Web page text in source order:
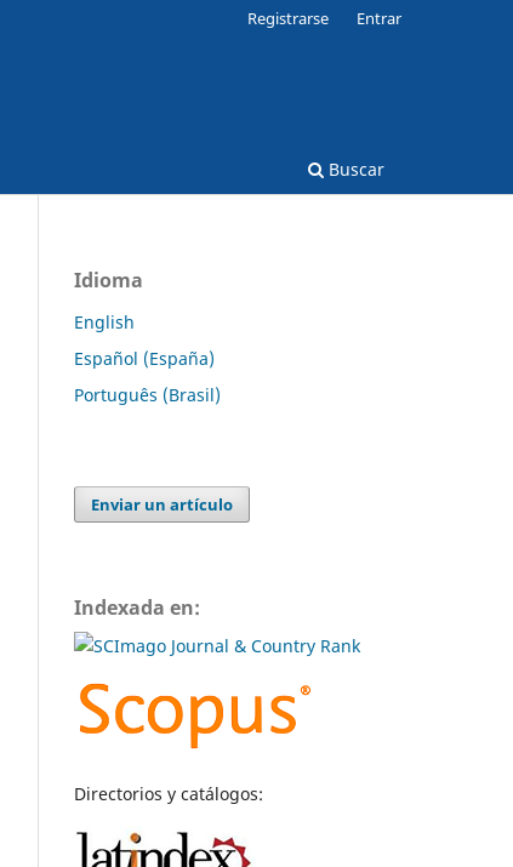
Buscar
Registrarse Entrar
Idioma
English
Español (España)
Português (Brasil)
Enviar un artículo
Indexada en:
Directorios y catálogos: